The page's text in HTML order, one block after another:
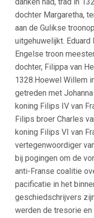
dochter Margaretha,
aan de Gulikse
uitgehuwelijkt.
Engelse troon
dochter, Filippa van
1328.Hoewel Willem
getreden met
koning Filips IV van
Filips broer Charles
koning Filips VI van
vertegenwoordiger
bij pogingen om de
anti-Franse coalitie
pacificatie in het
geschiedschrijvers
werden de tresorie